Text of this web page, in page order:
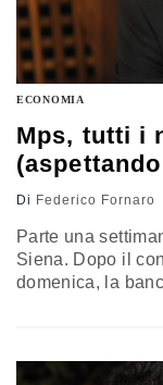
ECONOMIA
Mps, tutti i
Di Federico Fornaro
Parte una
Siena. Dopo il
domenica, la
punta in realtà